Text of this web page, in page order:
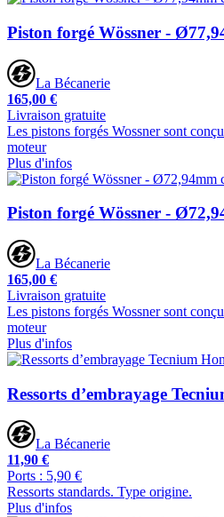
Piston forgé Wössner -
La Bécanerie
165,00 €
Livraison gratuite
Les pistons forgés Wossner sont
moteur
Plus d'infos
Piston forgé Wössner -
La Bécanerie
165,00 €
Livraison gratuite
Les pistons forgés Wossner sont
moteur
Plus d'infos
Ressorts d’embrayage
La Bécanerie
11,90 €
Ports : 5,90 €
Ressorts standards. Type origine.
Plus d'infos